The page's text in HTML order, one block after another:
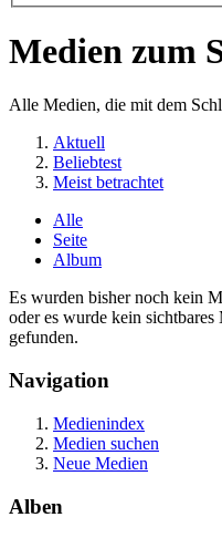
Medien zum
Alle Medien, die mit dem
Aktuell
Beliebtest
Meist betrachtet
Alle
Seite
Album
Es wurden bisher noch kein
oder es wurde kein
gefunden.
Navigation
Medienindex
Medien suchen
Neue Medien
Alben